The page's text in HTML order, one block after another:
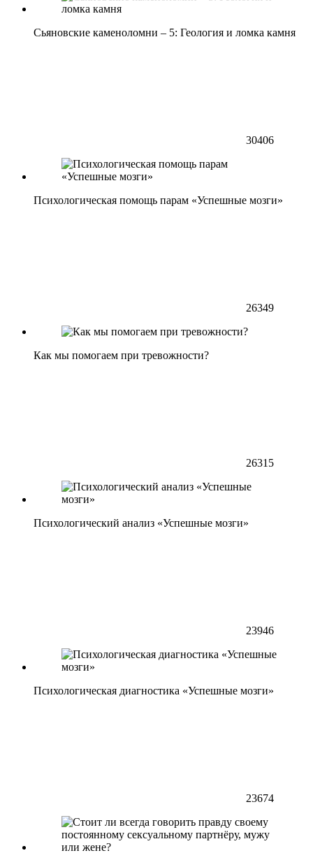
Сьяновские каменоломни – 5: Геология и ломка камня
30406
Психологическая помощь парам «Успешные мозги»
26349
Как мы помогаем при тревожности?
26315
Психологический анализ «Успешные мозги»
23946
Психологическая диагностика «Успешные мозги»
23674